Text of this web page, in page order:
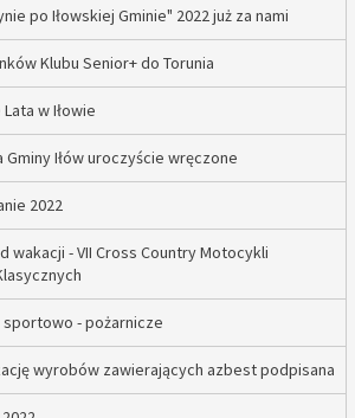
po Iłowskiej Gminie" 2022 już za nami
Klubu Senior+ do Torunia
w Iłowie
Iłów uroczyście wręczone
2022
wakacji - VII Cross Country Motocykli
sportowo - pożarnicze
wyrobów zawierających azbest podpisana